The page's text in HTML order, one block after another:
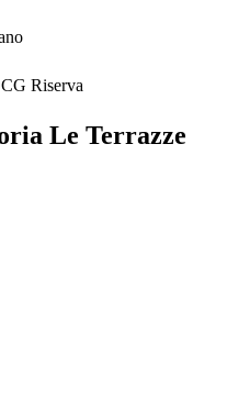
Riserva
Le Terrazze